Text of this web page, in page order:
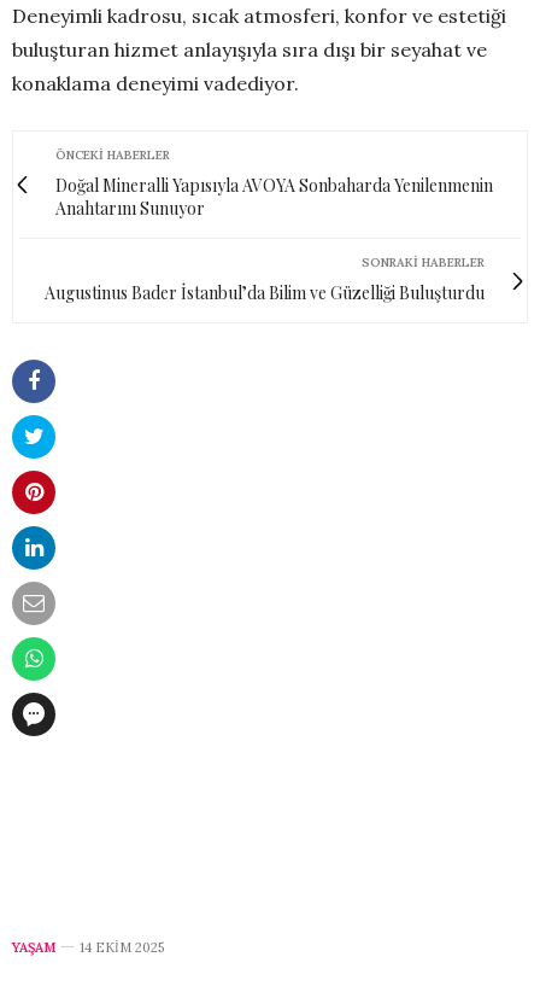
Deneyimli kadrosu, sıcak atmosferi, konfor ve estetiği
buluşturan hizmet anlayışıyla sıra dışı bir seyahat ve
konaklama deneyimi vadediyor.
ÖNCEKI HABERLER
Doğal Mineralli Yapısıyla AVOYA Sonbaharda Yenilenmenin
Anahtarını Sunuyor
SONRAKI HABERLER
Augustinus Bader İstanbul’da Bilim ve Güzelliği Buluşturdu
YAŞAM 14 EKIM 2025